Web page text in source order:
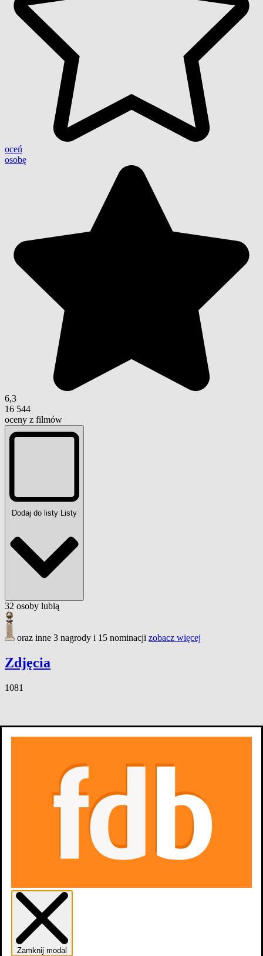
oceń
osobę
6,3
16 544
oceny z filmów
Dodaj do listy Listy
32 osoby lubią
oraz inne 3 nagrody i 15 nominacji zobacz więcej
Zdjęcia
1081
Zamknij modal